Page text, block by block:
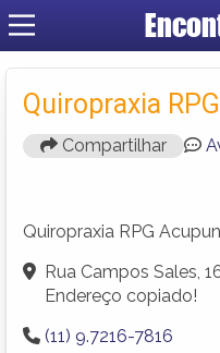
Quiropraxia
Compartilhar
Quiropraxia RPG
Rua Campos Sales,
Endereço copiado!
(11) 9.7216-7816